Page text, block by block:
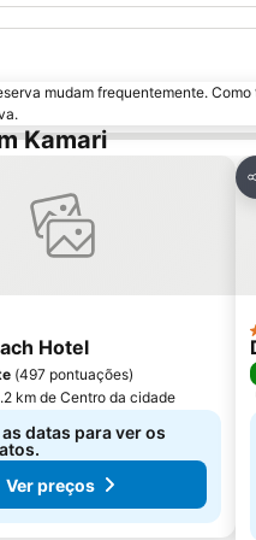
mudam frequentemente.
Kamari
aos favoritos
Hotel
(497 pontuações)
km de Centro da cidade
datas para ver os
Ver preços